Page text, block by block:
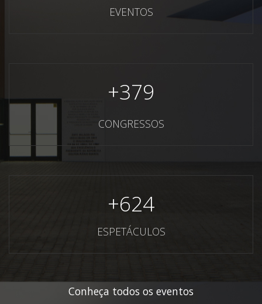
EVENTOS
+379
CONGRESSOS
+624
ESPETÁCULOS
Conheça todos os eventos